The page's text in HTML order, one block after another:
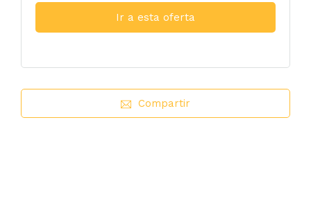
Ir a esta oferta
Compartir